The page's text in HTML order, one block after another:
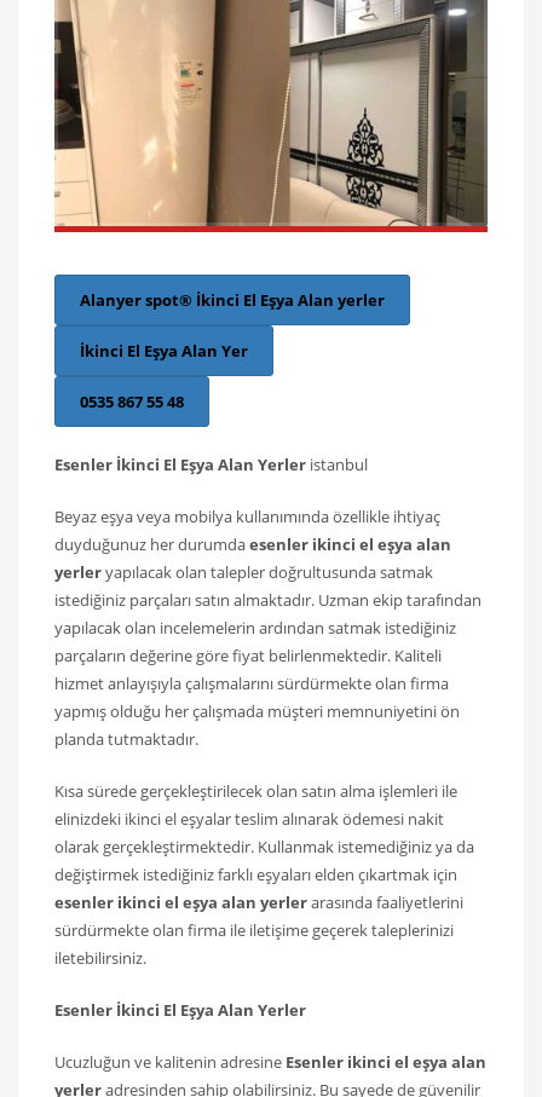
Alanyer spot® İkinci El Eşya Alan yerler
İkinci El Eşya Alan Yer
0535 867 55 48
Esenler İkinci El Eşya Alan Yerler istanbul
Beyaz eşya veya mobilya kullanımında özellikle ihtiyaç
duyduğunuz her durumdaesenler ikinci el eşya alan
yerleryapılacak olan talepler doğrultusunda satmak
istediğiniz parçaları satın almaktadır. Uzman ekip tarafından
yapılacak olan incelemelerin ardından satmak istediğiniz
parçaların değerine göre fiyat belirlenmektedir. Kaliteli
hizmet anlayışıyla çalışmalarını sürdürmekte olan firma
yapmış olduğu her çalışmada müşteri memnuniyetini ön
planda tutmaktadır.
Kısa sürede gerçekleştirilecek olan satın alma işlemleri ile
elinizdeki ikinci el eşyalar teslim alınarak ödemesi nakit
olarak gerçekleştirmektedir. Kullanmak istemediğiniz ya da
değiştirmek istediğiniz farklı eşyaları elden çıkartmak için
esenler ikinci el eşya alan yerlerarasında faaliyetlerini
sürdürmekte olan firma ile iletişime geçerek taleplerinizi
iletebilirsiniz.
Esenler İkinci El Eşya Alan Yerler
Ucuzluğun ve kalitenin adresine Esenler ikinci el eşya alan
yerleradresinden sahip olabilirsiniz. Bu sayede de güvenilir